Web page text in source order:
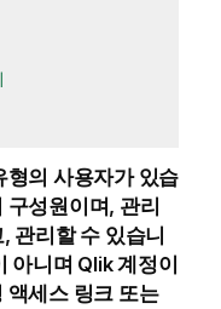
의 사용자가 있습
성원이며, 관리
관리할 수 있습니
아니며 Qlik계정이
액세스 링크 또는